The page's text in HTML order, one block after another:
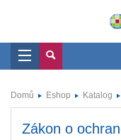
Domů Eshop Katalog
Zákon o